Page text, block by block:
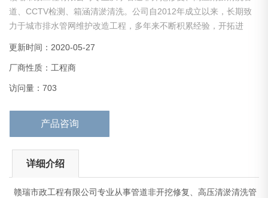
道、CCTV检测、箱涵清淤清洗。公司自2012年成立以来，长期致
力于城市排水管网维护改造工程，多年来不断积累经验，开拓进
现公司设备齐全，经验丰富，具备中大型项目管理能力。公司长期
以来在同行业里保持人才、技术、设备水平，服务于社会各界！
益阳管道清淤检测电话
更新时间：2020-05-27
厂商性质：工程商
访问量：703
产品咨询
详细介绍
赣瑞市政工程有限公司专业从事管道非开挖修复、高压清淤清洗管